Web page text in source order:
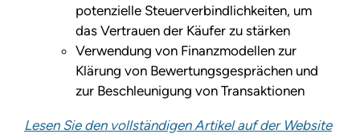
potenzielle Steuerverbindlichkeiten, um
das Vertrauen der Käufer zu stärken
Verwendung von Finanzmodellen zur
Klärung von Bewertungsgesprächen und
zur Beschleunigung von Transaktionen
Lesen Sie den vollständigen Artikel auf der Website